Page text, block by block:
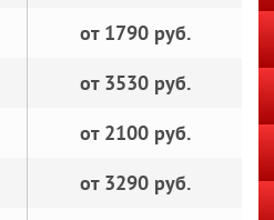
от 1790 руб.
от 3530 руб.
от 2100 руб.
от 3290 руб.